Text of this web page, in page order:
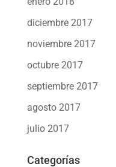
diciembre 2017
noviembre 2017
octubre 2017
septiembre 2017
agosto 2017
julio 2017
Categorías